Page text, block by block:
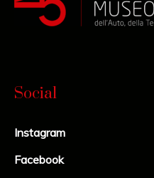
Social
Instagram
Facebook